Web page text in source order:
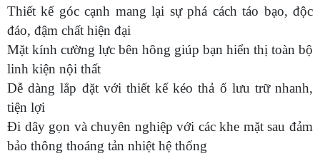
Thiết kế góc cạnh mang lại sự phá cách táo bạo, độc
đáo, đậm chất hiện đại
Mặt kính cường lực bên hông giúp bạn hiển thị toàn bộ
linh kiện nội thất
Dễ dàng lắp đặt với thiết kế kéo thả ổ lưu trữ nhanh,
tiện lợi
Đi dây gọn và chuyên nghiệp với các khe mặt sau đảm
bảo thông thoáng tản nhiệt hệ thống